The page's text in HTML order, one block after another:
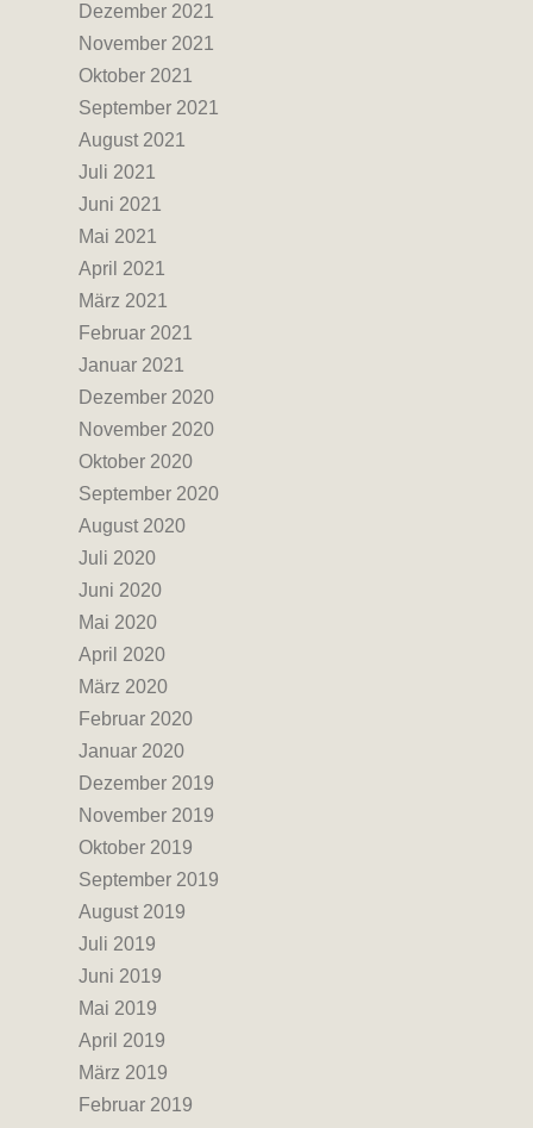
Dezember 2021
November 2021
Oktober 2021
September 2021
August 2021
Juli 2021
Juni 2021
Mai 2021
April 2021
März 2021
Februar 2021
Januar 2021
Dezember 2020
November 2020
Oktober 2020
September 2020
August 2020
Juli 2020
Juni 2020
Mai 2020
April 2020
März 2020
Februar 2020
Januar 2020
Dezember 2019
November 2019
Oktober 2019
September 2019
August 2019
Juli 2019
Juni 2019
Mai 2019
April 2019
März 2019
Februar 2019